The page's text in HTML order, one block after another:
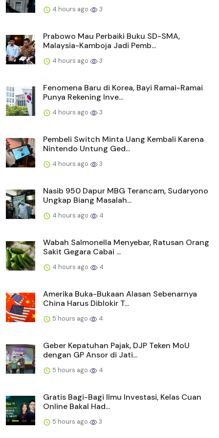
4 hours ago 3
Prabowo Mau Perbaiki Buku SD-SMA,
Malaysia-Kamboja Jadi Pemb...
4 hours ago 3
Fenomena Baru di Korea, Bayi Ramai-Ramai
Punya Rekening Inve...
4 hours ago 3
Pembeli Switch Minta Uang Kembali Karena
Nintendo Untung Ged...
4 hours ago 3
Nasib 950 Dapur MBG Terancam, Sudaryono
Ungkap Biang Masalah...
4 hours ago 4
Wabah Salmonella Menyebar, Ratusan Orang
Sakit Gegara Cabai ...
4 hours ago 4
Amerika Buka-Bukaan Alasan Sebenarnya
China Harus Diblokir T...
5 hours ago 4
Geber Kepatuhan Pajak, DJP Teken MoU
dengan GP Ansor di Jati...
5 hours ago 4
Gratis Bagi-Bagi Ilmu Investasi, Kelas Cuan
Online Bakal Had...
5 hours ago 3